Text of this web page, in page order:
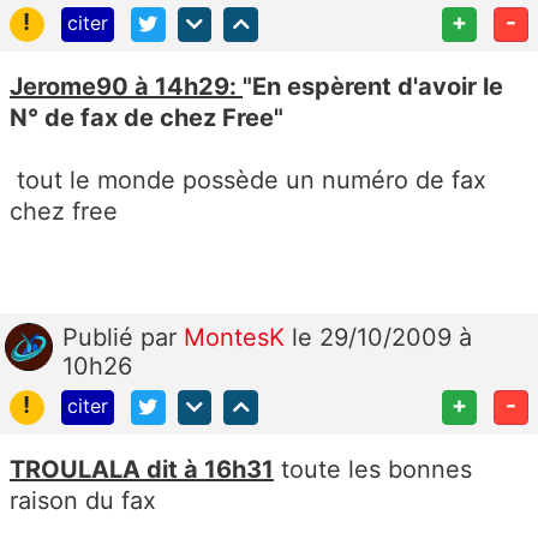
!
citer + -
Jerome90 à 14h29: "En espèrent d'avoir le
N° de fax de chez Free"
tout le monde possède un numéro de fax
chez free
Publié par MontesK le 29/10/2009 à
10h26
!
citer + -
TROULALA dit à 16h31 toute les bonnes
raison du fax